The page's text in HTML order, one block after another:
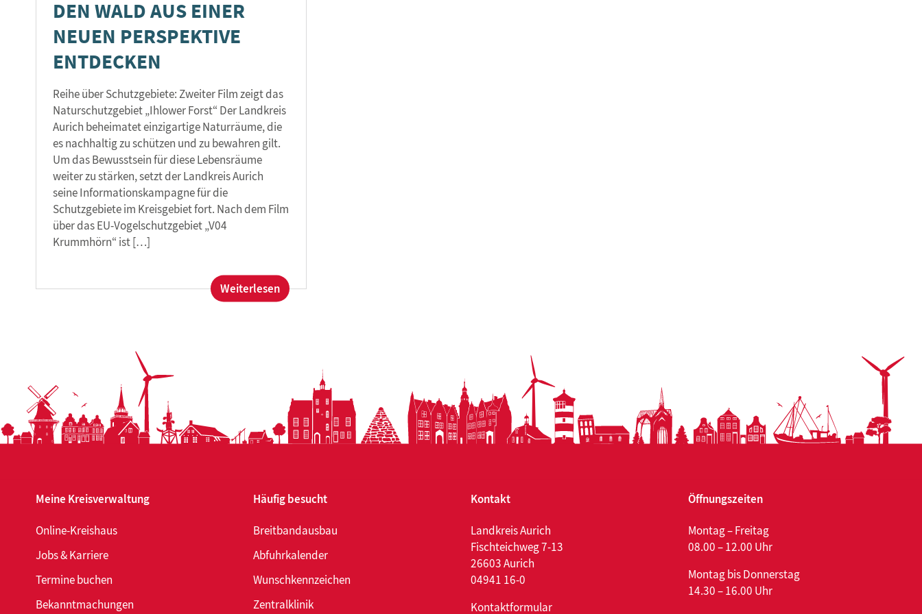
DEN WALD AUS EINER
NEUEN PERSPEKTIVE
ENTDECKEN
Reihe über Schutzgebiete: Zweiter Film zeigt das
Naturschutzgebiet „Ihlower Forst“ Der Landkreis
Aurich beheimatet einzigartige Naturräume, die
es nachhaltig zu schützen und zu bewahren gilt.
Um das Bewusstsein für diese Lebensräume
weiter zu stärken, setzt der Landkreis Aurich
seine Informationskampagne für die
Schutzgebiete im Kreisgebiet fort. Nach dem Film
über das EU-Vogelschutzgebiet „V04
Krummhörn“ ist […]
Weiterlesen:
Den
Perspektive
entdecken
Meine Kreisverwaltung
Online-Kreishaus
Jobs & Karriere
Termine buchen
Bekanntmachungen
Häufig besucht
Breitbandausbau
Abfuhrkalender
Wunschkennzeichen
Zentralklinik
Kontakt
Landkreis Aurich
Fischteichweg 7-13
26603 Aurich
04941 16-0
Kontaktformular
Öffnungszeiten
Montag – Freitag
08.00 – 12.00 Uhr
Montag bis Donnerstag
14.30 – 16.00 Uhr